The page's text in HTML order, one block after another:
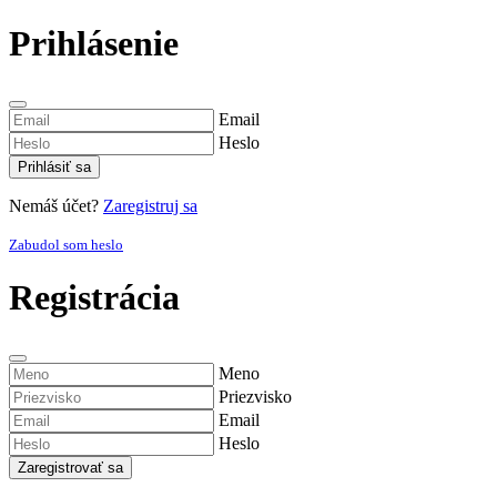
Prihlásenie
Email
Heslo
Prihlásiť sa
Nemáš účet? Zaregistruj sa
Zabudol som heslo
Registrácia
Meno
Priezvisko
Email
Heslo
Zaregistrovať sa